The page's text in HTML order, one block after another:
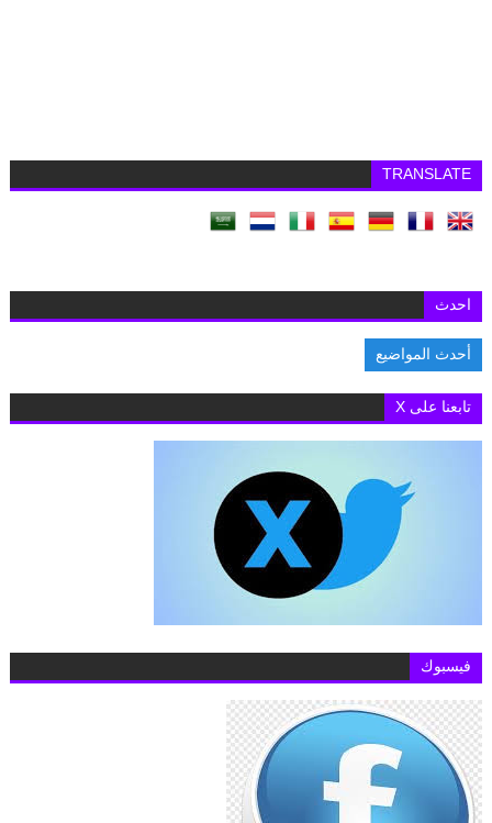
TRANSLATE
احدث
أحدث المواضيع
تابعنا على X
فيسبوك